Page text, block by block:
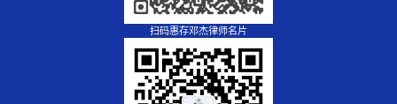
扫码惠存邓杰律师名片